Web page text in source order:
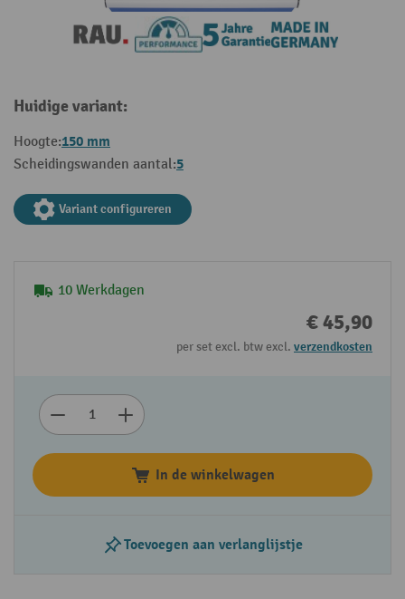
Huidige variant:
Hoogte:150 mm
Scheidingswanden aantal:5
Variant configureren
10 Werkdagen
€ 45,90
per set excl. btw excl. verzendkosten
In de winkelwagen
Toevoegen aan verlanglijstje